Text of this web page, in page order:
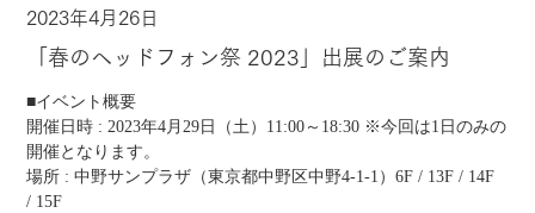
2023年4月26日
「春のヘッドフォン祭 2023」出展のご案内
■イベント概要
開催日時 : 2023年4月29日（土）11:00～18:30 ※今回は1日のみの
開催となります。
場所 : 中野サンプラザ（東京都中野区中野4-1-1）6F / 13F / 14F
/ 15F